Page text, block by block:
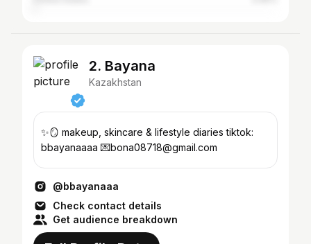
2. Bayana
Kazakhstan
✨🪞 makeup, skincare & lifestyle diaries tiktok:
bbayanaaaa 💌bona08718@gmail.com
@bbayanaaa
Check contact details
Get audience breakdown